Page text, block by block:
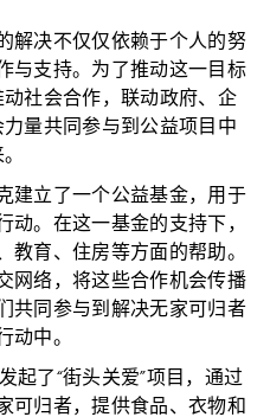
解决不仅仅依赖于个人的努
与支持。为了推动这一目标
社会合作，联动政府、企
量共同参与到公益项目中
建立了一个公益基金，用于
。在这一基金的支持下，
育、住房等方面的帮助。
网络，将这些合作机会传播
共同参与到解决无家可归者
动中。
起了“街头关爱”项目，通过
可归者，提供食品、衣物和